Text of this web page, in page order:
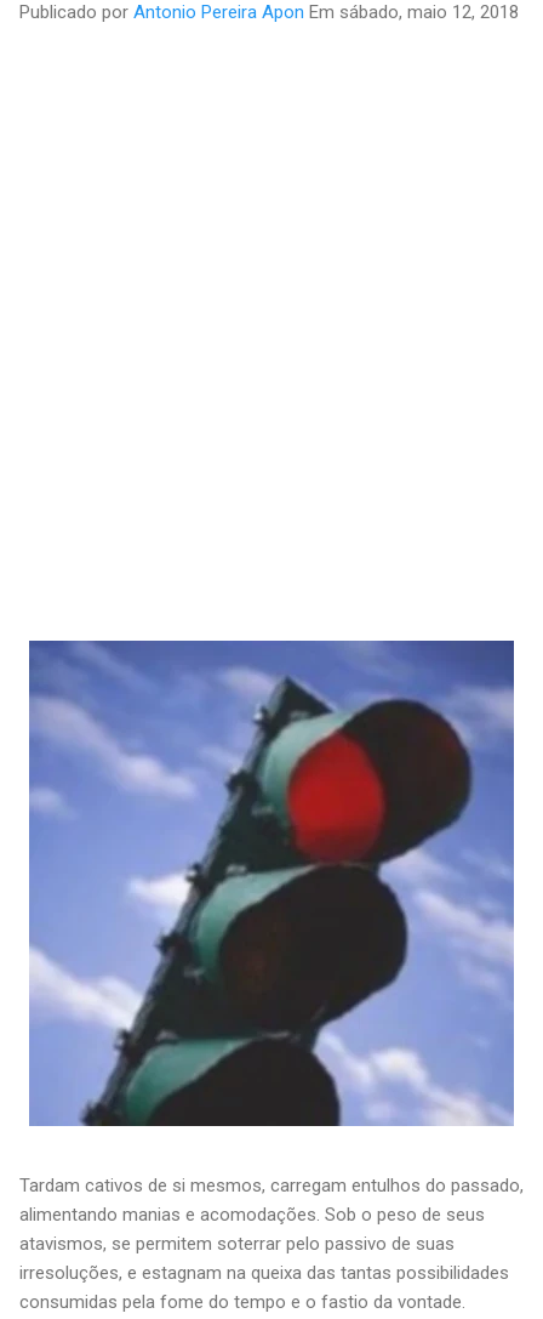
Publicado por Antonio Pereira Apon Em sábado, maio 12, 2018
Tardam cativos de si mesmos, carregam entulhos do passado,
alimentando manias e acomodações. Sob o peso de seus
atavismos, se permitem soterrar pelo passivo de suas
irresoluções, e estagnam na queixa das tantas possibilidades
consumidas pela fome do tempo e o fastio da vontade.